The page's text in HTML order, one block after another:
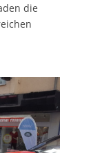
die